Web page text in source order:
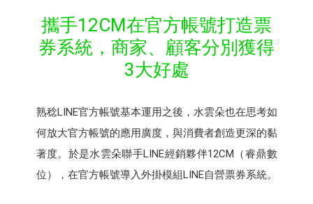
攜手12CM在官方帳號打造票
券系統，商家、顧客分別獲得
3大好處
熟稔LINE官方帳號基本運用之後，水雲朵也在思考如
何放大官方帳號的應用廣度，與消費者創造更深的黏
著度。於是水雲朵聯手LINE經銷夥伴12CM（睿鼎數
位），在官方帳號導入外掛模組LINE自營票券系統。